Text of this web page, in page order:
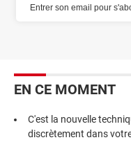
EN CE MOMENT
C'est la nouvelle
discrètement dans